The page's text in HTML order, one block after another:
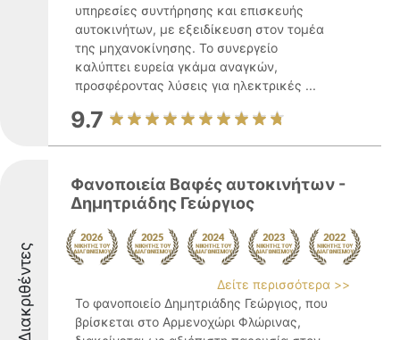
υπηρεσίες συντήρησης και επισκευής
αυτοκινήτων, με εξειδίκευση στον τομέα
της μηχανοκίνησης. Το συνεργείο
καλύπτει ευρεία γκάμα αναγκών,
προσφέροντας λύσεις για ηλεκτρικές ...
9.7
Διακριθέντες
Φανοποιεία Βαφές αυτοκινήτων -
Δημητριάδης Γεώργιος
Δείτε περισσότερα >>
Το φανοποιείο Δημητριάδης Γεώργιος, που
βρίσκεται στο Αρμενοχώρι Φλώρινας,